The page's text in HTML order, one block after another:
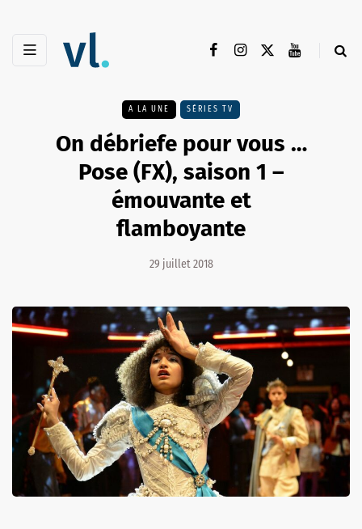
A LA UNE SÉRIES TV
On débriefe pour vous …
Pose (FX), saison 1 –
émouvante et
flamboyante
29 juillet 2018